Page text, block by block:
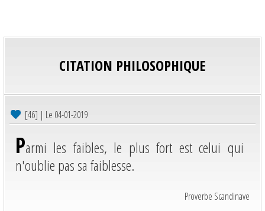
CITATION PHILOSOPHIQUE
[46] | Le 04-01-2019
Parmi les faibles, le plus fort est celui qui
n'oublie pas sa faiblesse.
Proverbe Scandinave